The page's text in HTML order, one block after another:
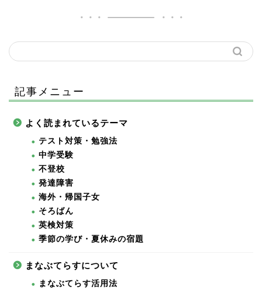
記事メニュー
よく読まれているテーマ
テスト対策・勉強法
中学受験
不登校
発達障害
海外・帰国子女
そろばん
英検対策
季節の学び・夏休みの宿題
まなぶてらすについて
まなぶてらす活用法